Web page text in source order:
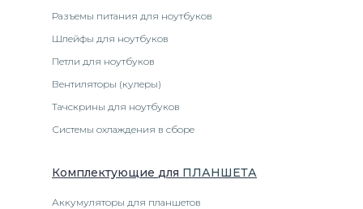
Разъемы питания для ноутбуков
Шлейфы для ноутбуков
Петли для ноутбуков
Вентиляторы (кулеры)
Тачскрины для ноутбуков
Системы охлаждения в сборе
Комплектующие для ПЛАНШЕТА
Аккумуляторы для планшетов